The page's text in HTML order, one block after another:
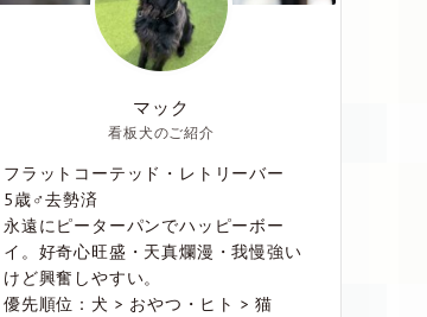
マック
看板犬のご紹介
フラットコーテッド・レトリーバー
5歳♂去勢済
永遠にピーターパンでハッピーボー
イ。好奇心旺盛・天真爛漫・我慢強い
けど興奮しやすい。
優先順位：犬 > おやつ・ヒト > 猫